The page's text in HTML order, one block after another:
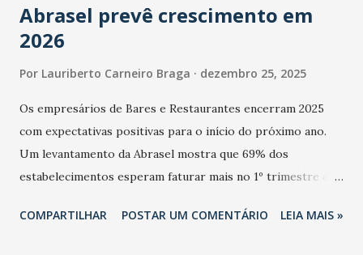
Abrasel prevê crescimento em
2026
Por Lauriberto Carneiro Braga dezembro 25, 2025
Os empresários de Bares e Restaurantes encerram 2025
com expectativas positivas para o início do próximo ano.
Um levantamento da Abrasel mostra que 69% dos
estabelecimentos esperam faturar mais no 1º trimestre de
relação ao último trimestre deste ano, 56% também
COMPARTILHAR POSTAR UM COMENTÁRIO LEIA MAIS »